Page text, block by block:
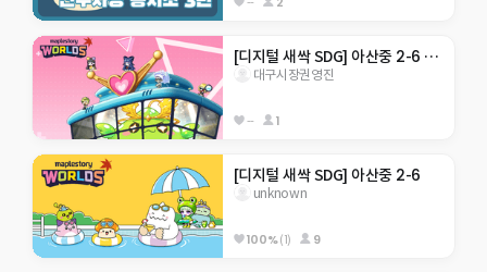
[디지털 새싹 SDG] 아산중 2-6 지구 구하기
대구시장권영진
-- 1
[디지털 새싹 SDG] 아산중 2-6
unknown
100%(1) 9